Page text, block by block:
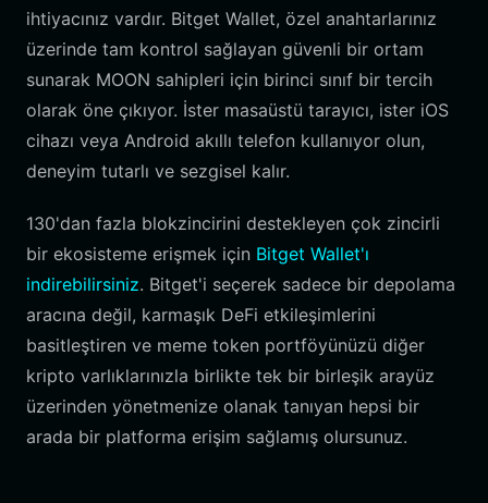
ihtiyacınız vardır. Bitget Wallet, özel anahtarlarınız
üzerinde tam kontrol sağlayan güvenli bir ortam
sunarak MOON sahipleri için birinci sınıf bir tercih
olarak öne çıkıyor. İster masaüstü tarayıcı, ister iOS
cihazı veya Android akıllı telefon kullanıyor olun,
deneyim tutarlı ve sezgisel kalır.
130'dan fazla blokzincirini destekleyen çok zincirli
bir ekosisteme erişmek için Bitget Wallet'ı
indirebilirsiniz. Bitget'i seçerek sadece bir depolama
aracına değil, karmaşık DeFi etkileşimlerini
basitleştiren ve meme token portföyünüzü diğer
kripto varlıklarınızla birlikte tek bir birleşik arayüz
üzerinden yönetmenize olanak tanıyan hepsi bir
arada bir platforma erişim sağlamış olursunuz.